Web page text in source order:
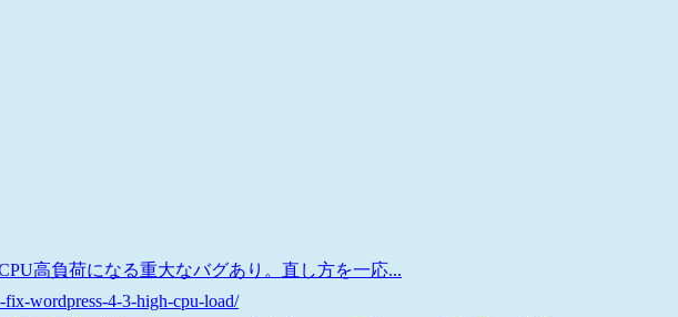
高負荷になる重大なバグあり。直し方を一応...
wordpress-4-3-high-cpu-load/